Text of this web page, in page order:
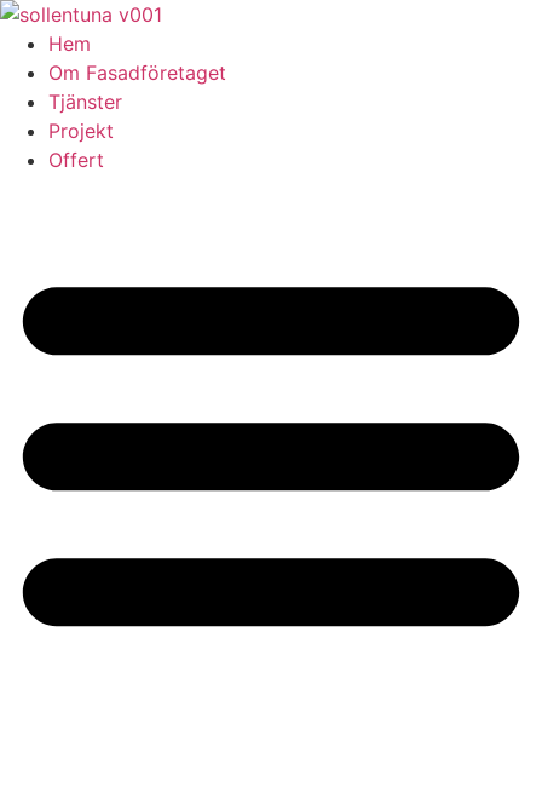
Skip
content
Hem
Om Fasadföretaget
Tjänster
Projekt
Offert